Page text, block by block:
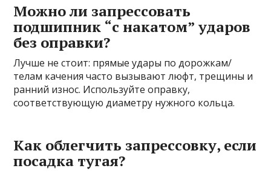
Можно ли запрессовать
подшипник “с накатом” ударов
без оправки?
Лучше не стоит: прямые удары по дорожкам/
телам качения часто вызывают люфт, трещины и
ранний износ. Используйте оправку,
соответствующую диаметру нужного кольца.
Как облегчить запрессовку, если
посадка тугая?